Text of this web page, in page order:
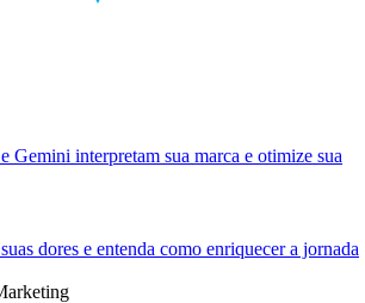
Gemini interpretam sua marca e otimize sua
dores e entenda como enriquecer a jornada